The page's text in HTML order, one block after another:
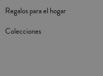
Regalos para el hogar
Colecciones